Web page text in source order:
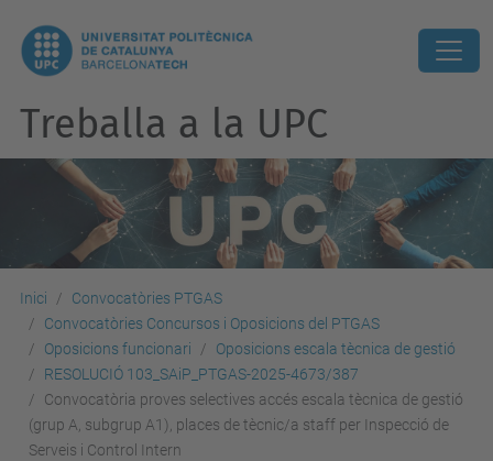
Treballa a la UPC
Inici
Convocatòries PTGAS
Convocatòries Concursos i Oposicions del PTGAS
Oposicions funcionari
Oposicions escala tècnica de gestió
RESOLUCIÓ 103_SAiP_PTGAS-2025-4673/387
Convocatòria proves selectives accés escala tècnica de gestió
(grup A, subgrup A1), places de tècnic/a staff per Inspecció de
Serveis i Control Intern